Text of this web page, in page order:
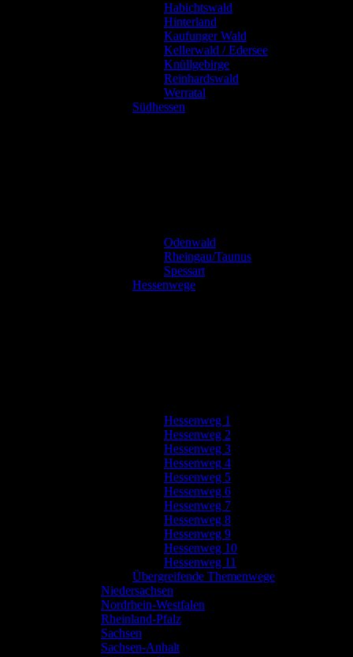
Habichtswald
Hinterland
Kaufunger Wald
Kellerwald / Edersee
Knüllgebirge
Reinhardswald
Werratal
Südhessen
Odenwald
Rheingau/Taunus
Spessart
Hessenwege
Hessenweg 1
Hessenweg 2
Hessenweg 3
Hessenweg 4
Hessenweg 5
Hessenweg 6
Hessenweg 7
Hessenweg 8
Hessenweg 9
Hessenweg 10
Hessenweg 11
Übergreifende Themenwege
Niedersachsen
Nordrhein-Westfalen
Rheinland-Pfalz
Sachsen
Sachsen-Anhalt